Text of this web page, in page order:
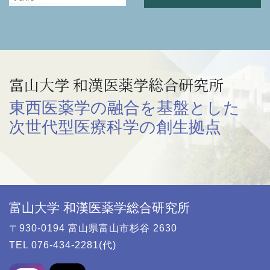
富山大学 和漢医薬学総合研究所
東西医薬学の融合を基盤とした
次世代型医療科学の創生拠点
富山大学 和漢医薬学総合研究所
〒930-0194 富山県富山市杉谷 2630
TEL 076-434-2281(代)